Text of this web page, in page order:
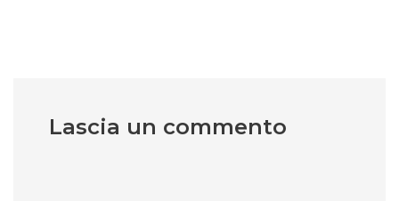
Lascia un commento